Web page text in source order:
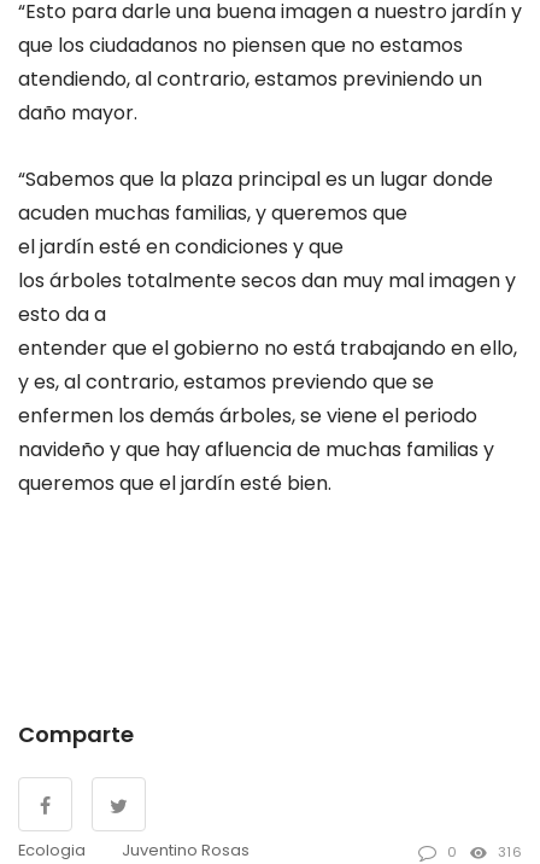
“Esto para darle una buena imagen a nuestro jardín y
que los ciudadanos no piensen que no estamos
atendiendo, al contrario, estamos previniendo un
daño mayor.
“Sabemos que la plaza principal es un lugar donde
acuden muchas familias, y queremos que
el jardín esté en condiciones y que
los árboles totalmente secos dan muy mal imagen y
esto da a
entender que el gobierno no está trabajando en ello,
y es, al contrario, estamos previendo que se
enfermen los demás árboles, se viene el periodo
navideño y que hay afluencia de muchas familias y
queremos que el jardín esté bien.
Comparte
Ecologia
Juventino Rosas
0 316